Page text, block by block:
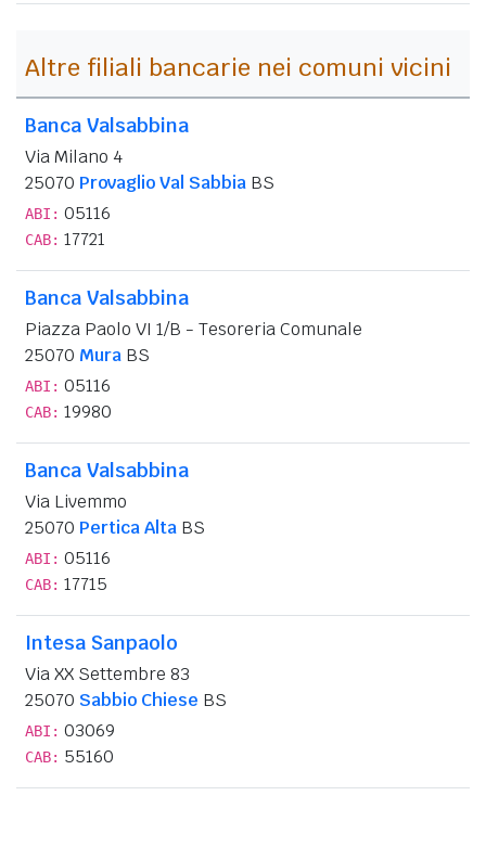
Altre filiali bancarie nei comuni vicini
Banca Valsabbina
Via Milano 4
25070 Provaglio Val Sabbia BS
ABI: 05116
CAB: 17721
Banca Valsabbina
Piazza Paolo VI 1/B - Tesoreria Comunale
25070 Mura BS
ABI: 05116
CAB: 19980
Banca Valsabbina
Via Livemmo
25070 Pertica Alta BS
ABI: 05116
CAB: 17715
Intesa Sanpaolo
Via XX Settembre 83
25070 Sabbio Chiese BS
ABI: 03069
CAB: 55160